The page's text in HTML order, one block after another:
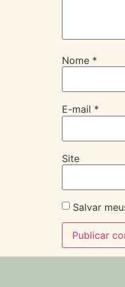
Nome *
E-mail *
Site
Salvar